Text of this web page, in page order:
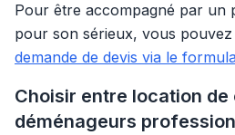
Pour être accompagné par un
pour son sérieux, vous pouvez
demande de devis via le
Choisir entre location de
déménageurs